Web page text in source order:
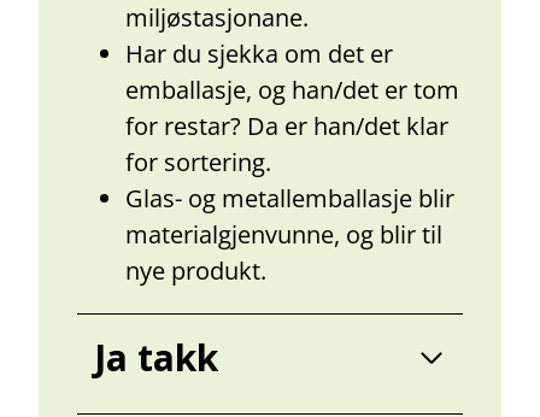
miljøstasjonane.
Har du sjekka om det er
emballasje, og han/det er tom
for restar? Da er han/det klar
for sortering.
Glas- og metallemballasje blir
materialgjenvunne, og blir til
nye produkt.
Ja takk